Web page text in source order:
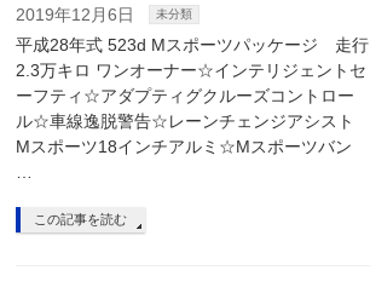
2019年12月6日 未分類
平成28年式 523d Mスポーツパッケージ 走行
2.3万キロ ワンオーナー☆インテリジェントセ
ーフティ☆アダプティグクルーズコントロー
ル☆車線逸脱警告☆レーンチェンジアシスト
Mスポーツ18インチアルミ☆Mスポーツバン
この記事を読む